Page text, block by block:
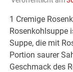
1 Cremige
Rosenkohlsuppe
Suppe, die mit
Portion saurer
Geschmack des